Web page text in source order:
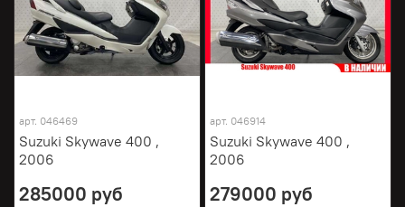
арт. 046469
Suzuki Skywave 400 ,
2006
285000 руб
арт. 046914
Suzuki Skywave 400 ,
2006
279000 руб